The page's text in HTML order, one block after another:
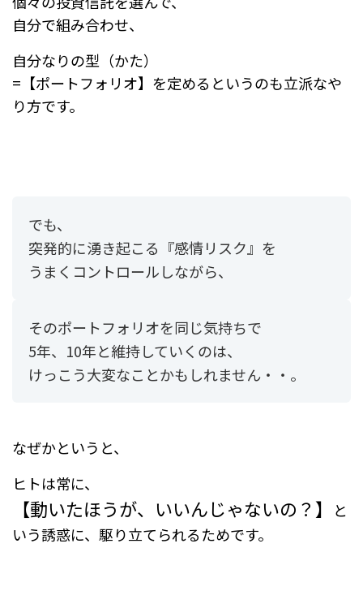
自分で組み合わせ、
自分なりの型（かた）
=【ポートフォリオ】を定めるというのも立派なや
り方です。
でも、
突発的に湧き起こる『感情リスク』を
うまくコントロールしながら、
そのポートフォリオを同じ気持ちで
5年、10年と維持していくのは、
けっこう大変なことかもしれません・・。
なぜかというと、
ヒトは常に、
【動いたほうが、いいんじゃないの？】
と
いう誘惑に、駆り立てられるためです。